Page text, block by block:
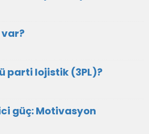
parti lojistik (3PL)?
güç: Motivasyon